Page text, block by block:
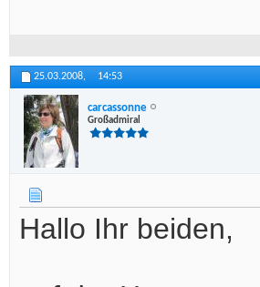
25.03.2008, 14:53
carcassonne
Großadmiral
Hallo Ihr beiden,